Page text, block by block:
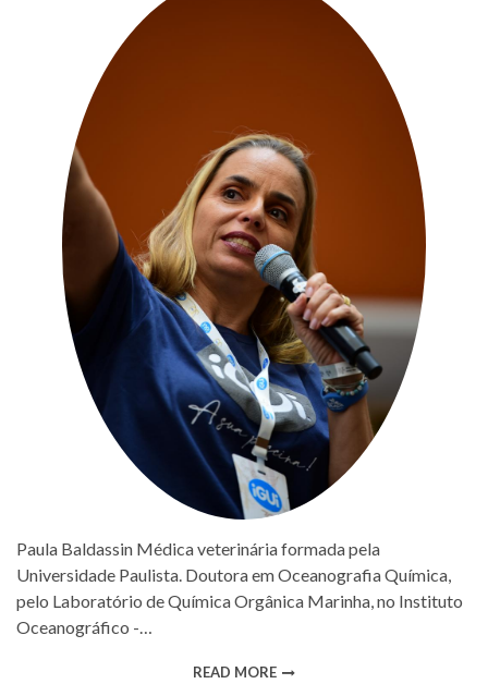
Paula Baldassin Médica veterinária formada pela
Universidade Paulista. Doutora em Oceanografia Química,
pelo Laboratório de Química Orgânica Marinha, no Instituto
Oceanográfico -…
READ MORE